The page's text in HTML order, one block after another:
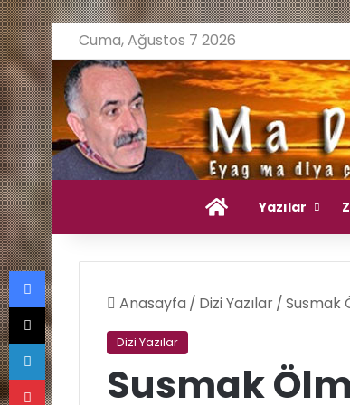
Cuma, Ağustos 7 2026
Ana Sayfa
Yazılar
Anasayfa / Dizi Yazılar/Susmak
Dizi Yazılar
Susmak
Facebook
X
LinkedIn
Pinterest